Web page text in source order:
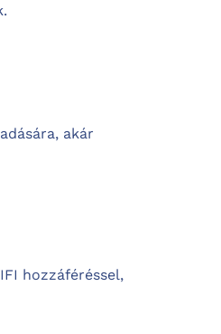
akár
hozzáféréssel,